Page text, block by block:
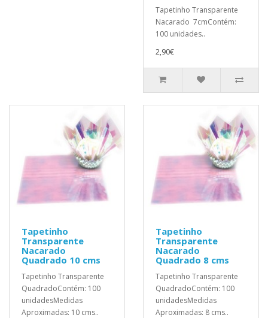
Tapetinho Transparente
Nacarado 7cmContém:
100 unidades..
2,90€
Tapetinho
Transparente
Nacarado
Quadrado 10 cms
Tapetinho Transparente
QuadradoContém: 100
unidadesMedidas
Aproximadas: 10 cms..
Tapetinho
Transparente
Nacarado
Quadrado 8 cms
Tapetinho Transparente
QuadradoContém: 100
unidadesMedidas
Aproximadas: 8 cms..